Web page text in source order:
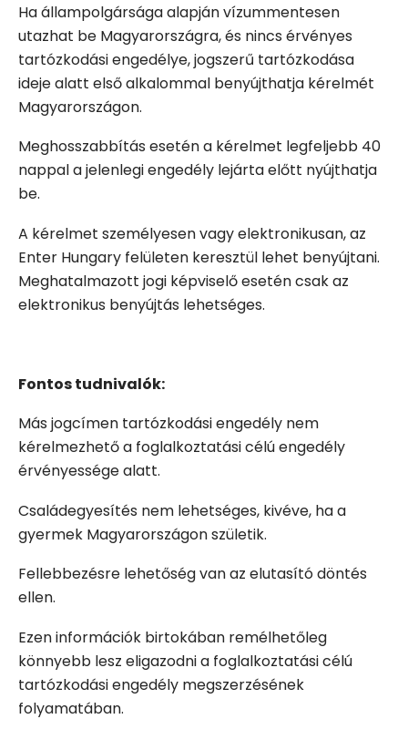
Ha állampolgársága alapján vízummentesen
utazhat be Magyarországra, és nincs érvényes
tartózkodási engedélye, jogszerű tartózkodása
ideje alatt első alkalommal benyújthatja kérelmét
Magyarországon.
Meghosszabbítás esetén a kérelmet legfeljebb 40
nappal a jelenlegi engedély lejárta előtt nyújthatja
be.
A kérelmet személyesen vagy elektronikusan, az
Enter Hungary felületen keresztül lehet benyújtani.
Meghatalmazott jogi képviselő esetén csak az
elektronikus benyújtás lehetséges.
Fontos tudnivalók:
Más jogcímen tartózkodási engedély nem
kérelmezhető a foglalkoztatási célú engedély
érvényessége alatt.
Családegyesítés nem lehetséges, kivéve, ha a
gyermek Magyarországon születik.
Fellebbezésre lehetőség van az elutasító döntés
ellen.
Ezen információk birtokában remélhetőleg
könnyebb lesz eligazodni a foglalkoztatási célú
tartózkodási engedély megszerzésének
folyamatában.